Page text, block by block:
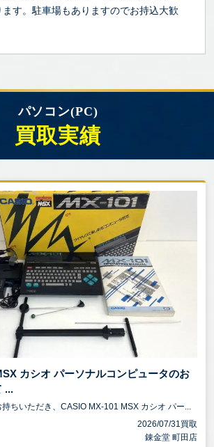
す。駐車場もありますのでお持込大歓
パソコン(PC)
買取実績
カシオ パーソナルコンピュータのお
...
ちいただき、CASIO MX-101 MSX カシオ パー...
2026/07/31買取
錬金堂 町田店